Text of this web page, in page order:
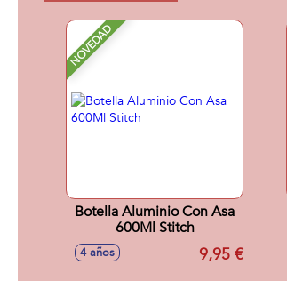
NOVEDAD
Botella Aluminio Con Asa
600Ml Stitch
4 años 9,95 €